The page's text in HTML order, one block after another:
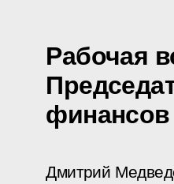
Рабочая
Дмитрий